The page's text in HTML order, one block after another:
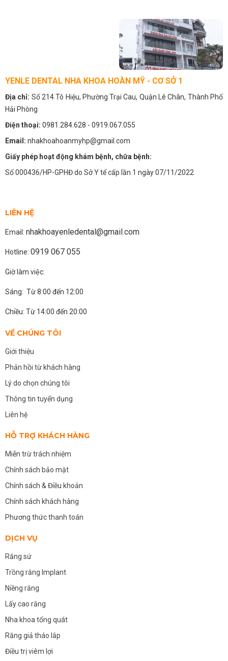
YENLE DENTAL NHA KHOA HOÀN MỸ - CƠ SỞ 1
Địa chỉ: Số 214 Tô Hiệu, Phường Trại Cau, Quận Lê Chân, Thành Phố
Hải Phòng
Điện thoại: 0981.284.628 - 0919.067.055
Email: nhakhoahoanmyhp@gmail.com
Giấy phép hoạt động khám bệnh, chữa bệnh:
Số 000436/HP-GPHĐ do Sở Y tế cấp lần 1 ngày 07/11/2022
LIÊN HỆ
Email: nhakhoayenledental@gmail.com
Hotline: 0919 067 055
Giờ làm việc:
Sáng: Từ 8:00 đến 12:00
Chiều: Từ 14:00 đến 20:00
VỀ CHÚNG TÔI
Giới thiệu
Phản hồi từ khách hàng
Lý do chọn chúng tôi
Thông tin tuyển dụng
Liên hệ
HỖ TRỢ KHÁCH HÀNG
Miễn trừ trách nhiệm
Chính sách bảo mật
Chính sách & Điều khoản
Chính sách khách hàng
Phương thức thanh toán
DỊCH VỤ
Răng sứ
Trồng răng Implant
Niềng răng
Lấy cao răng
Nha khoa tổng quát
Răng giả tháo lắp
Điều trị viêm lợi